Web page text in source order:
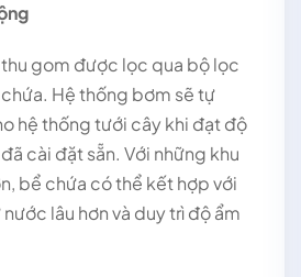
gom được lọc qua bộ lọc
Hệ thống bơm sẽ tự
hệ thống tưới cây khi đạt độ
cài đặt sẵn. Với những khu
bể chứa có thể kết hợp với
lâu hơn và duy trì độ ẩm